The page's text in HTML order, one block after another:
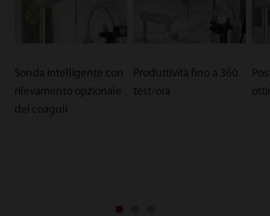
Sonda intelligente con
rilevamento opzionale
dei coaguli
Produttività fino a 360
test/ora